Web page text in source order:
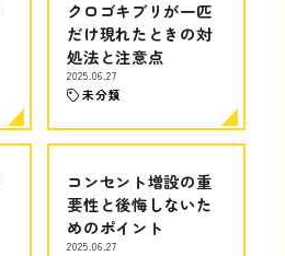
クロゴキブリが一匹
だけ現れたときの対
処法と注意点
2025.06.27
未分類
コンセント増設の重
要性と後悔しないた
めのポイント
2025.06.27